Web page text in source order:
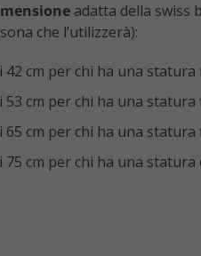
adatta della swiss
che l’utilizzerà):
cm per chi ha una statura
cm per chi ha una statura
cm per chi ha una statura
cm per chi ha una statura